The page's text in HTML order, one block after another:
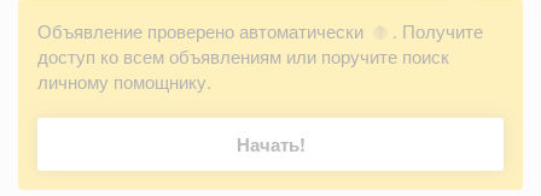
Объявление проверено автоматически ?
. Получите
доступ ко всем объявлениям или поручите поиск
личному помощнику.
Начать!